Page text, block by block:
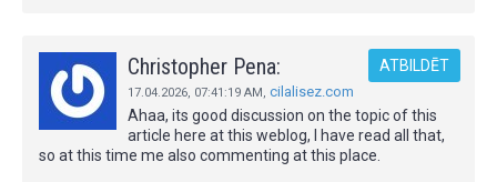
Christopher Pena:
17.04.2026, 07:41:19 AM, cilalisez.com
ATBILDĒT
Ahaa, its good discussion on the topic of this
article here at this weblog, I have read all that,
so at this time me also commenting at this place.